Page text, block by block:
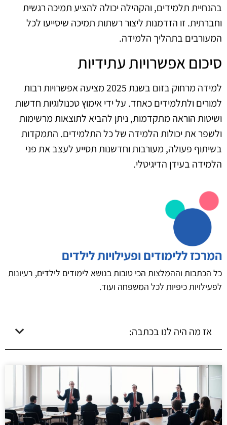
בהנחיית תלמידים, והקהילה יכולה להציע תמיכה רגשית
וחברתית. זו הזדמנות ליצור רשתות תמיכה שיסייעו לכל
המעורבים בתהליך הלמידה.
סיכום אפשרויות עתידיות
למידה מרחוק בזום בשנת 2025 מציעה אפשרויות רבות
למורים ולתלמידים כאחד. על ידי אימוץ טכנולוגיות חדשות
ושיטות הוראה מתקדמות, ניתן להביא לתוצאות מרשימות
ולשפר את יכולות הלמידה של כל התלמידים. התמקדות
בשיתוף פעולה, מעורבות וחדשנות תסייע לעצב את פני
הלמידה בעידן הדיגיטלי.
המרכז ללימודים ופעילויות לילדים
כל הכתבות וההמלצות הכי טובות בנושא לימודים לילדים, רעיונות
לפעילויות כיפיות לכל המשפחה ועוד.
אז מה היה לנו בכתבה: